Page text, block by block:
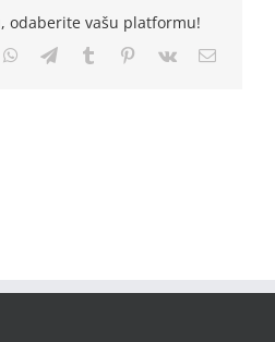
odaberite vašu platformu!
WhatsApp
TelegramTumblr Pinterest
Vk Email